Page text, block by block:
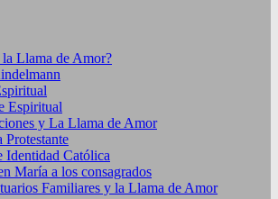
la Llama de Amor?
Espiritual
y La Llama de Amor
Protestante
Identidad Católica
María a los consagrados
Familiares y la Llama de Amor